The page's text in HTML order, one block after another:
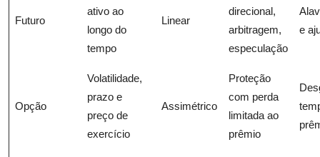
Futuro
ativo ao
longo do
tempo
Linear
direcional,
arbitragem,
especulação
e
Opção
Volatilidade,
prazo e
preço de
exercício
Assimétrico
Proteção
com perda
limitada ao
prêmio